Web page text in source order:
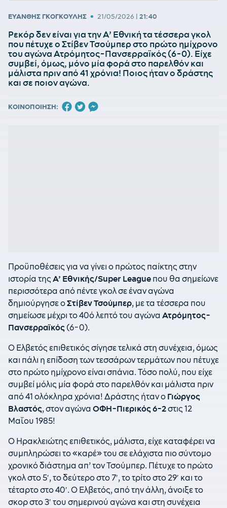
ΕΥΑΝΘΗΣ ΓΚΟΓΚΟΥΛΗΣ • 21/05/2026 | 21:40
Ρεκόρ δεν είναι για την Α’ Εθνική τα τέσσερα γκολ
που πέτυχε ο Στίβεν Τσούμπερ στο πρώτο ημίχρονο
του αγώνα Ατρόμητος-Πανσερραϊκός (6-0). Είχε
συμβεί, όμως, μόνο μία φορά στο παρελθόν και
μάλιστα πριν από 41 χρόνια! Ποιος ήταν ο δράστης
και σε ποιον αγώνα.
ΚΟΙΝΟΠΟΙΗΣΗ:
Προϋποθέσεις για να γίνει ο πρώτος παίκτης στην
ιστορία της Α’ Εθνικής/Super League που θα σημείωνε
περισσότερα από πέντε γκολ σε έναν αγώνα
δημιούργησε οΣτίβεν Τσούμπερ, με τα τέσσερα που
σημείωσε μέχρι το 40ό λεπτό του αγώνα Ατρόμητος-
Πανσερραϊκός (6-0).
Ο Ελβετός επιθετικός σίγησε τελικά στη συνέχεια, όμως
και πάλι η επίδοση των τεσσάρων τερμάτων που πέτυχε
στο πρώτο ημίχρονο είναι σπάνια. Τόσο πολύ, που είχε
συμβεί μόλις μία φορά στο παρελθόν και μάλιστα πριν
από 41 ολόκληρα χρόνια! Δράστης ήταν ο Γιώργος
Βλαστός, στον αγώνα ΟΦΗ-Πιερικός 6-2στις 12
Μαΐου 1985!
Ο Ηρακλειώτης επιθετικός, μάλιστα, είχε καταφέρει να
συμπληρώσει το «καρέ» του σε ελάχιστα πιο σύντομο
χρονικό διάστημα απ’ τον Τσούμπερ. Πέτυχε το πρώτο
γκολ στο 5′, το δεύτερο στο 7′, το τρίτο στο 29′ και το
τέταρτο στο 40′. Ο Ελβετός, από την άλλη, άνοιξε το
σκορ στο 3′ του σημερινού αγώνα και στη συνέχεια